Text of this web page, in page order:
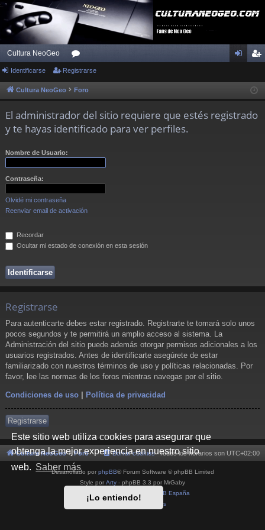
Este sitio web utiliza cookies para asegurar que
obtenga la mejor experiencia en nuestro sitio
web. Saber más
¡Lo entiendo!
Cultura NeoGeo
or
os ist
Identificarse Registrarse
Cultura NeoGeo Foro
El administrador del sitio requiere que estés registrado
y te hayas identificado para ver perfiles.
Nombre de Usuario:
Contraseña:
Olvidé mi contraseña
Reenviar email de activación
Recordar
Ocultar mi estado de conexión en esta sesión
Registrarse
Para autenticarte debes estar registrado. Registrarte te tomará solo unos
pocos segundos y te permitirá un amplio acceso al sistema. La
Administración del sitio puede además otorgar permisos adicionales a los
usuarios registrados. Antes de identificarte asegúrete de estar
familiarizado con nuestros términos de uso y políticas relacionadas. Por
favor, lee las normas de los foros mientras navegas por el sitio.
Condiciones de uso Política de privacidad
Registrarse
Cultura NeoGeo Foro Todos los horarios son UTC+02:00
Borrar cookies
Desarrollado por phpBB® Forum Software © phpBB Limited
Style por Arty - phpBB 3.3 por MrGaby
phpBB España
Condiciones